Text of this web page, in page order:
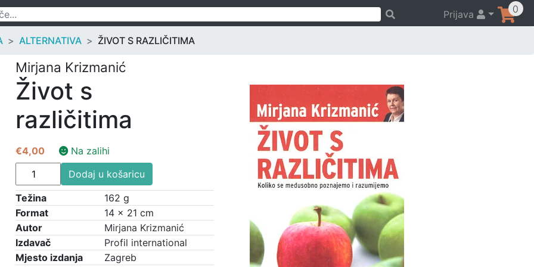
Prijava 0
ALTERNATIVA ŽIVOT S RAZLIČITIMA
Mirjana Krizmanić
Život s
različitima
€4,00
Na zalihi
Život
s
različitima
količina
Dodaj u košaricu
Težina
162 g
Format
14 × 21 cm
Autor
Mirjana Krizmanić
Izdavač
Profil international
Mjesto izdanja
Zagreb